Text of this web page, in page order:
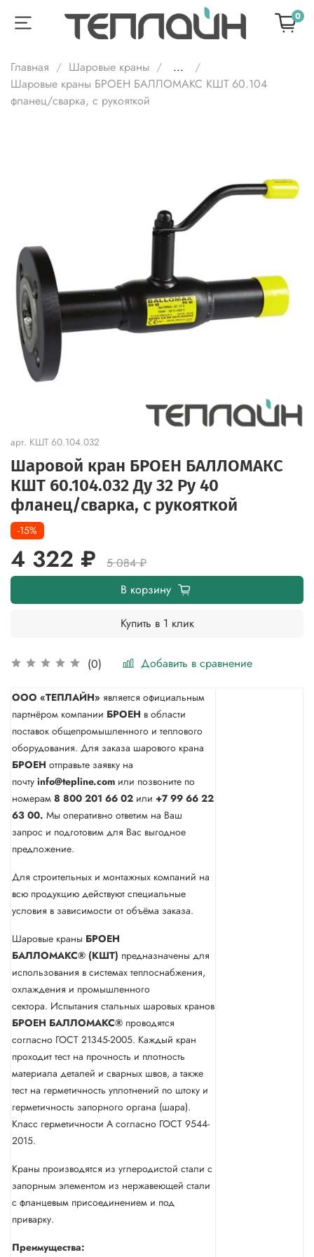
0
Главная Шаровые краны
...
Шаровые краны БРОЕН БАЛЛОМАКС КШТ 60.104
фланец/cварка, с рукояткой
арт. КШТ 60.104.032
Шаровой кран БРОЕН БАЛЛОМАКС
КШТ 60.104.032 Ду 32 Ру 40
фланец/cварка, с рукояткой
(0) Добавить в сравнение
-15%
4 322 ₽
5 084 ₽
В корзину
Купить в 1 клик
ООО «ТЕПЛАЙН» является официальным
партнёром компании БРОЕН в области
поставок общепромышленного и теплового
оборудования. Для заказа шарового крана
БРОЕН отправьте заявку на
почту info@tepline.com или позвоните по
номерам 8 800 201 66 02 или +7 99 66 22
63 00. Мы оперативно ответим на Ваш
запрос и подготовим для Вас выгодное
предложение.
Для строительных и монтажных компаний на
всю продукцию действуют специальные
условия в зависимости от объёма заказа.
Шаровые краны БРОЕН
БАЛЛОМАКС® (КШТ) предназначены для
использования в системах теплоснабжения,
охлаждения и промышленного
сектора. Испытания стальных шаровых кранов
БРОЕН БАЛЛОМАКС® проводятся
согласно ГОСТ 21345-2005. Каждый кран
проходит тест на прочность и плотность
материала деталей и сварных швов, а также
тест на герметичность уплотнений по штоку и
герметичность запорного органа (шара).
Класс герметичности А согласно ГОСТ 9544-
2015.
Краны производятся из углеродистой стали с
запорным элементом из нержавеющей стали
с фланцевым присоединением и под
приварку.
Преимущества: